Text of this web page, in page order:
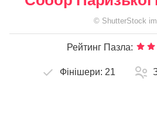
© ShutterStock
Рейтинг Пазла:
Фінішери: 21